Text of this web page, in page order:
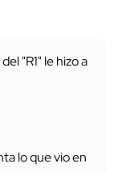
"R1" le hizo a
lo que vio en